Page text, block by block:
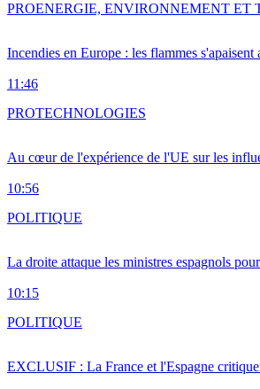
Incendies en Europe : les flammes
11:46
PROENERGIE, ENVIRONNEMENT ET
Au cœur de l'expérience de l'UE sur les
10:56
PROTECHNOLOGIES
La droite attaque les ministres espagnols
10:15
POLITIQUE
EXCLUSIF : La France et l'Espagne
POLITIQUE